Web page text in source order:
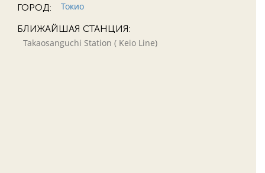
ГОРОД:
Токио
БЛИЖАЙШАЯ СТАНЦИЯ:
Takaosanguchi Station ( Keio Line)